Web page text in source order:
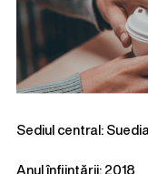
Sediul central:
Anul înființării: 2018